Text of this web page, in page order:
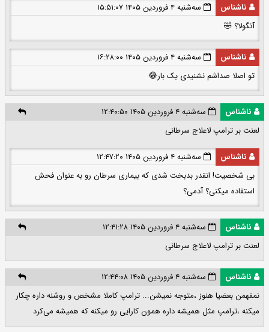
ناشناس
سه‌شنبه ۴ فروردین ۱۴۰۵ ۱۵:۵۱:۰۷
آنگولا؟ 🤣
ناشناس
سه‌شنبه ۴ فروردین ۱۴۰۵ ۱۶:۲۸:۰۰
تو اصلا صداشم نشنیدی یک بار😂
ناشناس
سه‌شنبه ۴ فروردین ۱۴۰۵ ۱۲:۴۰:۵۰
لعنت بر ترامپ لاعلاج سرطانی
ناشناس
سه‌شنبه ۴ فروردین ۱۴۰۵ ۱۲:۴۷:۲۰
بی شخصیت! انقدر بدبخت شدی که بیماری سرطان رو به عنوان فحش
استفاده میکنی؟ آدمی؟
ناشناس
سه‌شنبه ۴ فروردین ۱۴۰۵ ۱۲:۴۱:۲۸
لعنت بر ترامپ لاعلاج سرطانی
ناشناس
سه‌شنبه ۴ فروردین ۱۴۰۵ ۱۲:۴۴:۰۸
نمفهمن بعضیا هنوز ،متوجه نمیشن... ترامپ کاملا مشخص و روشنه داره چکار
میکنه ،ترامپ مثل همیشه داره همون کارایی رو میکنه که همیشه می‌کرد